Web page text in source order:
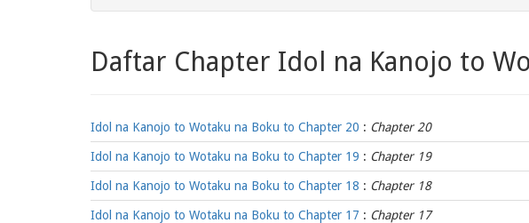
Daftar Chapter Idol na Kanojo to
Idol na Kanojo to Wotaku na Boku to Chapter 20 : Chapter 20
Idol na Kanojo to Wotaku na Boku to Chapter 19 : Chapter 19
Idol na Kanojo to Wotaku na Boku to Chapter 18 : Chapter 18
Idol na Kanojo to Wotaku na Boku to Chapter 17 : Chapter 17